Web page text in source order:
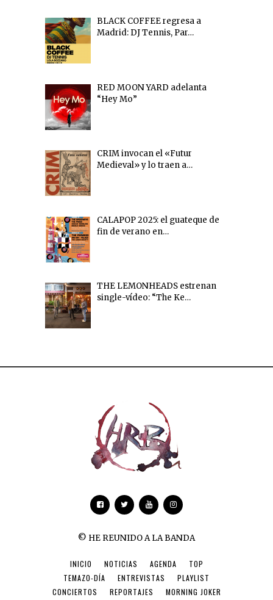
BLACK COFFEE regresa a
Madrid: DJ Tennis, Par…
RED MOON YARD adelanta
“Hey Mo”
CRIM invocan el «Futur
Medieval» y lo traen a…
CALAPOP 2025: el guateque de
fin de verano en…
THE LEMONHEADS estrenan
single-vídeo: “The Ke…
© HE REUNIDO A LA BANDA
INICIO NOTICIAS AGENDA
TOP
TEMAZO-DÍA
ENTREVISTAS
PLAYLIST
CONCIERTOS
REPORTAJES MORNING JOKER